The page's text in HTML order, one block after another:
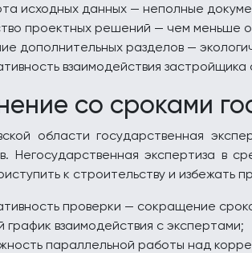
исходных данных — неполные
проектных решений — чем меньше
дополнительных разделов —
взаимодействия застройщика
со сроками
области государственная
Негосударственная экспертиза в
к строительству и избежать
проверки — сокращение
график взаимодействия с экспертами;
параллельной работы над